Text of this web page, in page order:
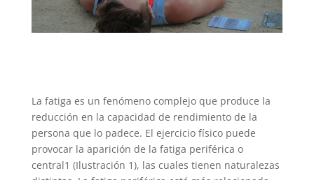
La fatiga es un fenómeno complejo que produce la
reducción en la capacidad de rendimiento de la
persona que lo padece. El ejercicio físico puede
provocar la aparición de la fatiga periférica o
central1 (Ilustración 1), las cuales tienen naturalezas